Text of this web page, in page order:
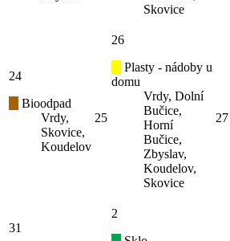
Skovice
24
Bioodpad
Vrdy,
Skovice,
Koudelov
25
26
Plasty - nádoby u
domu
Vrdy, Dolní
Bučice,
Horní
Bučice,
Zbyslav,
Koudelov,
Skovice
27
31
2